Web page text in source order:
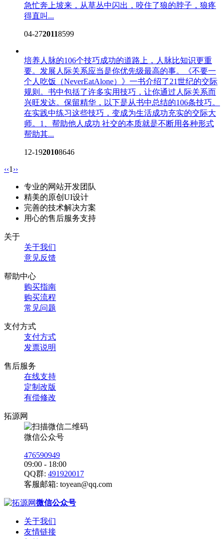
急忙奔上坡来，从草丛中闪出，咬住了狼的脖子，狼疼
得直叫...
04-2720118599
培养人脉的106个技巧成功的道路上，人脉比知识更重
要。发展人际关系应当是你优先级最高的事。《不要一
个人吃饭（NeverEatAlone）》一书介绍了21世纪的交际
规则。书中包括了许多实用技巧，让你通过人际关系而
兴旺发达。保留精华，以下是从书中总结的106条技巧。
在实践中练习这些技巧，变成为生活成功充实的交际大
师。1、帮助他人成功 社交的本质就是不断用各种形式
帮助其...
12-1920108646
‹‹1 ››
专业的网站开发团队
精美的原创UI设计
完善的技术解决方案
用心的售后服务支持
关于
关于我们
意见反馈
帮助中心
购买指南
购买流程
常见问题
支付方式
支付方式
发票说明
售后服务
在线支持
定制改版
有偿修改
拓源网
微信公众号
476590949
09:00 - 18:00
QQ群: 491920017
客服邮箱: toyean@qq.com
微信公众号
关于我们
友情链接